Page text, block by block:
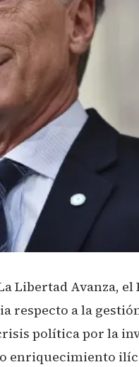
Libertad Avanza, el
respecto a la
política por la
enriquecimiento